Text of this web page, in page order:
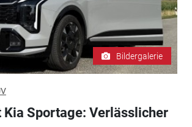
Bildergalerie
Kia Sportage: Verlässlicher